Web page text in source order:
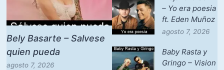
Bely Basarte – Salvese
quien pueda
agosto 7, 2026
– Yo era poesia
ft. Eden Muñoz
agosto 7, 2026
Baby Rasta y
Gringo – Vision